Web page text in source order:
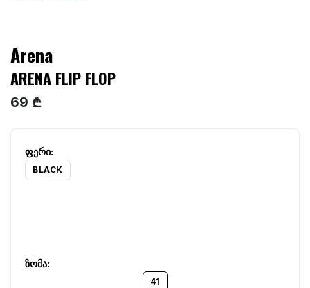
Arena
ARENA FLIP FLOP
69 ₾
BLACK
41